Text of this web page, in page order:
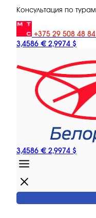
Консультация по турам
+375 29 508 48 84
3,4586 € 2,9974 $
3,4586 € 2,9974 $